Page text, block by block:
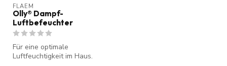
FLAEM
Olly® Dampf-
Luftbefeuchter
Für eine optimale
Luftfeuchtigkeit im Haus.